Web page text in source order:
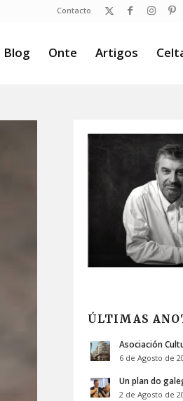
Contacto
Blog Onte Artigos
ÚLTIMAS
Asociación
6 de Agosto de
Un plan do
2 de Agosto de